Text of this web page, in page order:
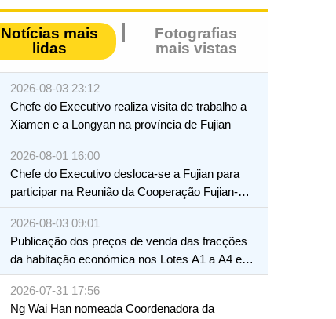
Notícias mais
lidas
Fotografias
mais vistas
2026-08-03 23:12
Chefe do Executivo realiza visita de trabalho a
Xiamen e a Longyan na província de Fujian
2026-08-01 16:00
Chefe do Executivo desloca-se a Fujian para
participar na Reunião da Cooperação Fujian-
Macau
2026-08-03 09:01
Publicação dos preços de venda das fracções
da habitação económica nos Lotes A1 a A4 e
A12 da Zona A dos Novos Aterros
2026-07-31 17:56
Ng Wai Han nomeada Coordenadora da